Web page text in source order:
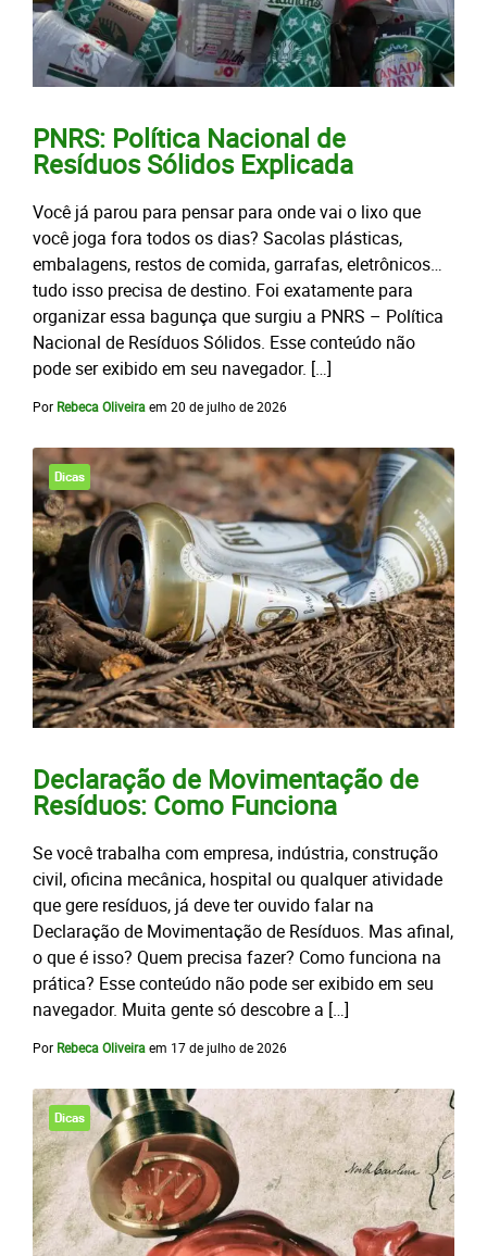
PNRS: Política Nacional de
Resíduos Sólidos Explicada
Você já parou para pensar para onde vai o lixo que
você joga fora todos os dias? Sacolas plásticas,
embalagens, restos de comida, garrafas, eletrônicos…
tudo isso precisa de destino. Foi exatamente para
organizar essa bagunça que surgiu a PNRS – Política
Nacional de Resíduos Sólidos. Esse conteúdo não
pode ser exibido em seu navegador. […]
Por Rebeca Oliveiraem 20 de julho de 2026
Dicas
Declaração de Movimentação de
Resíduos: Como Funciona
Se você trabalha com empresa, indústria, construção
civil, oficina mecânica, hospital ou qualquer atividade
que gere resíduos, já deve ter ouvido falar na
Declaração de Movimentação de Resíduos. Mas afinal,
o que é isso? Quem precisa fazer? Como funciona na
prática? Esse conteúdo não pode ser exibido em seu
navegador. Muita gente só descobre a […]
Por Rebeca Oliveiraem 17 de julho de 2026
Dicas